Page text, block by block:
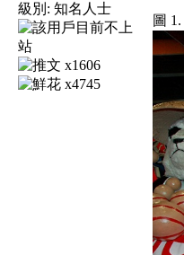
級別: 知名人士
x1606
x4745
圖 1.